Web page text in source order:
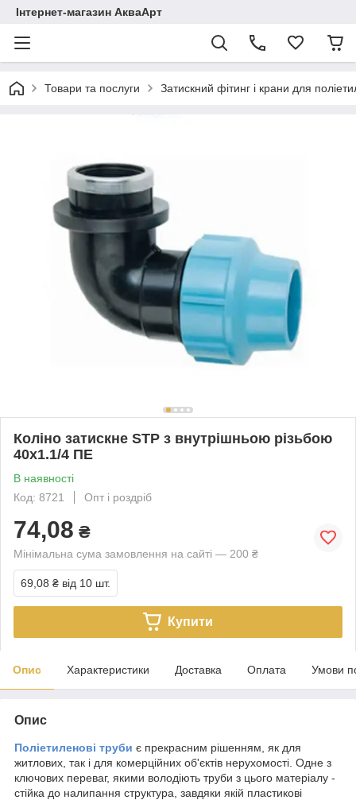
Інтернет-магазин АкваАрт
Товари та послуги Затискний фітинг і крани для
Коліно затискне STP з внутрішньою різьбою
40х1.1/4 ПЕ
В наявності
Код: 8721
Опт і роздріб
74,08 ₴
Мінімальна сума замовлення на сайті — 200 ₴
69,08 ₴ від 10 шт.
Купити
Опис Характеристики Доставка Оплата Умови
Опис
Поліетиленові труби є прекрасним рішенням, як для
житлових, так і для комерційних об'єктів нерухомості. Одне з
ключових переваг, якими володіють труби з цього матеріалу -
стійка до налипання структура, завдяки якій пластикові